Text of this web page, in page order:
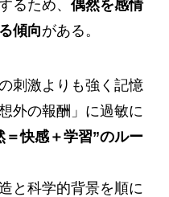
るため、 偶然を感情
傾向がある。
刺激よりも強く記憶
外の報酬」に過敏に
＝快感＋学習”のルー
と科学的背景を順に